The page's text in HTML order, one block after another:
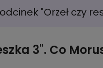
"Orzeł czy
3". Co